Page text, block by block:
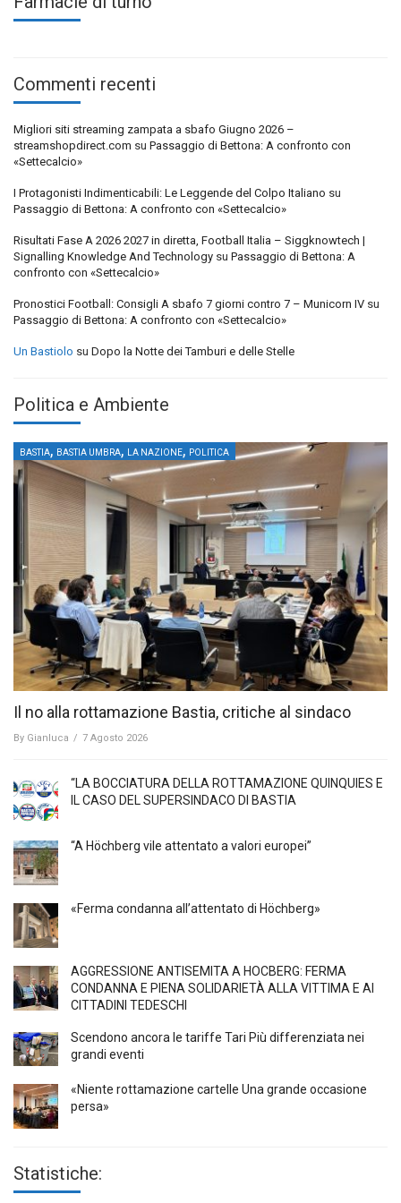
Commenti recenti
Migliori siti streaming zampata a sbafo Giugno 2026 –
streamshopdirect.com su Passaggio di Bettona: A confronto con
«Settecalcio»
I Protagonisti Indimenticabili: Le Leggende del Colpo Italiano su
Passaggio di Bettona: A confronto con «Settecalcio»
Risultati Fase A 2026 2027 in diretta, Football Italia – Siggknowtech |
Signalling Knowledge And Technology su Passaggio di Bettona: A
confronto con «Settecalcio»
Pronostici Football: Consigli A sbafo 7 giorni contro 7 – Municorn IV su
Passaggio di Bettona: A confronto con «Settecalcio»
Un Bastiolo su Dopo la Notte dei Tamburi e delle Stelle
Politica e Ambiente
BASTIA, BASTIA UMBRA, LA NAZIONE, POLITICA
Il no alla rottamazione Bastia, critiche al sindaco
By Gianluca / 7 Agosto 2026
“LA BOCCIATURA DELLA ROTTAMAZIONE QUINQUIES E
IL CASO DEL SUPERSINDACO DI BASTIA
“A Höchberg vile attentato a valori europei”
«Ferma condanna all’attentato di Höchberg»
AGGRESSIONE ANTISEMITA A HÖCBERG: FERMA
CONDANNA E PIENA SOLIDARIETÀ ALLA VITTIMA E AI
CITTADINI TEDESCHI
Scendono ancora le tariffe Tari Più differenziata nei
grandi eventi
«Niente rottamazione cartelle Una grande occasione
persa»
Statistiche: